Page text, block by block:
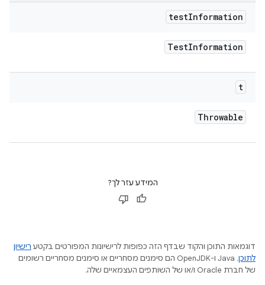
testInformation
TestInformation
t
Throwable
המידע עזר לך?
דוגמאות התוכן והקוד שבדף הזה כפופות לרישיונות המפורטים בקטע רישיון
לתוכן
.‏ Java ו-OpenJDK הם סימנים מסחריים או סימנים מסחריים רשומים
של חברת Oracle ו/או של השותפים העצמאיים שלה.